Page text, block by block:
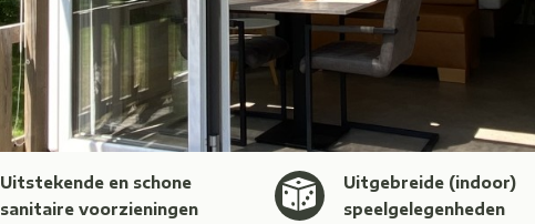
Uitstekende en schone
sanitaire voorzieningen
Uitgebreide (indoor)
speelgelegenheden